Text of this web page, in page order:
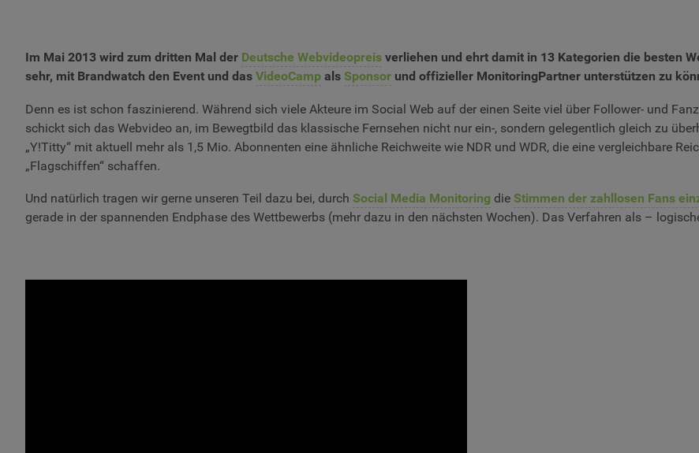
Im Mai 2013 wird zum dritten Mal der Deutsche Webvideopreis verliehen und ehrt damit in 13 Kategorien die besten
sehr, mit Brandwatch den Event und das VideoCamp als Sponsor und offizieller MonitoringPartner unterstützen zu
Denn es ist schon faszinierend. Während sich viele Akteure im Social Web auf der einen Seite viel über Follower- und
schickt sich das Webvideo an, im Bewegtbild das klassische Fernsehen nicht nur ein-, sondern gelegentlich gleich zu
„Y!Titty“ mit aktuell mehr als 1,5 Mio. Abonnenten eine ähnliche Reichweite wie NDR und WDR, die eine vergleichbare
„Flagschiffen“ schaffen.
Und natürlich tragen wir gerne unseren Teil dazu bei, durch Social Media Monitoring die Stimmen der zahllosen Fans
gerade in der spannenden Endphase des Wettbewerbs (mehr dazu in den nächsten Wochen). Das Verfahren als –